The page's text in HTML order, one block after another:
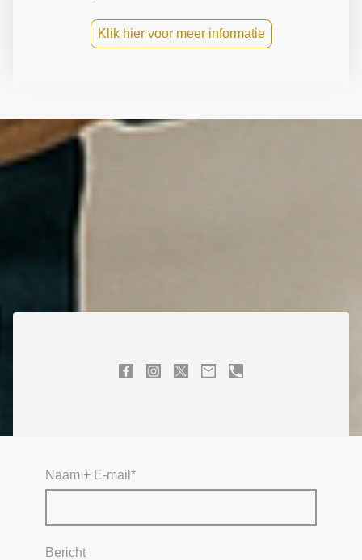
Klik hier voor meer informatie
Naam + E-mail *
Bericht